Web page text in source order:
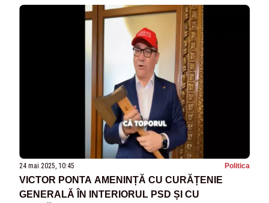
24 mai 2025, 10:45 Politica
VICTOR PONTA AMENINȚĂ CU CURĂȚENIE
GENERALĂ ÎN INTERIORUL PSD ȘI CU